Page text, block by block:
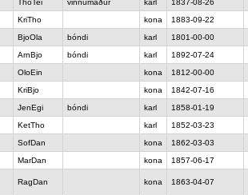
ThoTei vinnumaður karl
1837-08-26
KriTho kona
1883-09-22
BjoOla bóndi karl
1801-00-00
ArnBjo bóndi karl
1892-07-24
OloEin kona
1812-00-00
KriBjo kona
1842-07-16
JenEgi bóndi karl
1858-01-19
KetTho karl
1852-03-23
SofDan kona
1862-03-03
MarDan kona 1857-06-17
RagDan kona 1863-04-07